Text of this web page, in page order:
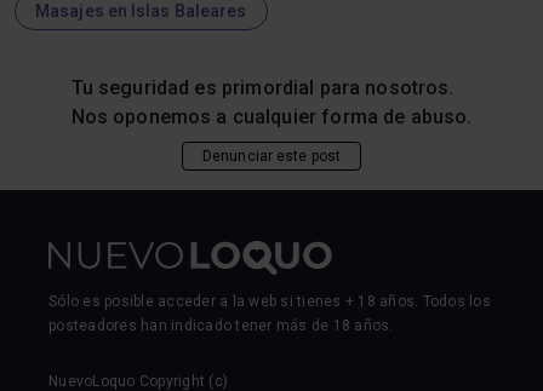
Tu seguridad es primordial para nosotros.
Nos oponemos a cualquier forma de abuso.
Denunciar este post
Masajes en Islas Baleares
Sólo es posible acceder a la web si tienes + 18 años. Todos los
posteadores han indicado tener más de 18 años.
NuevoLoquo Copyright (c)